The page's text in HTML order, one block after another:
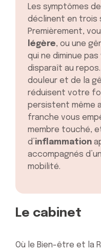
Les symptômes
déclinent en trois
Premièrement,
légère, ou une
qui ne diminue
disparaît au
douleur et de la
réduisent votre
persistent même
franche vous
membre touché,
d’inflammation
accompagnés
mobilité.
Le cabinet
Où le Bien-être et la